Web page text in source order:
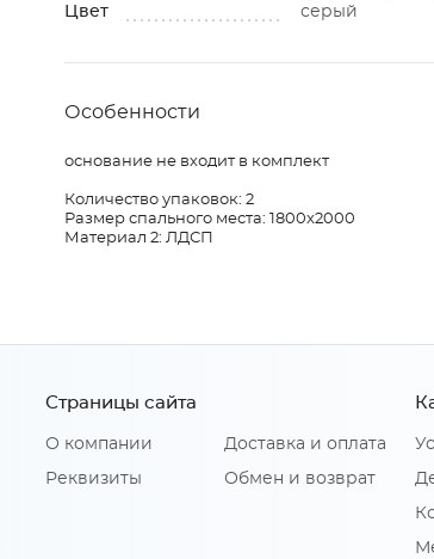
Цвет
серый
Особенности
основание не входит в комплект
Количество упаковок: 2
Размер спального места: 1800x2000
Материал 2: ЛДСП
Страницы сайта
О компании
Реквизиты
Доставка и оплата
Обмен и возврат